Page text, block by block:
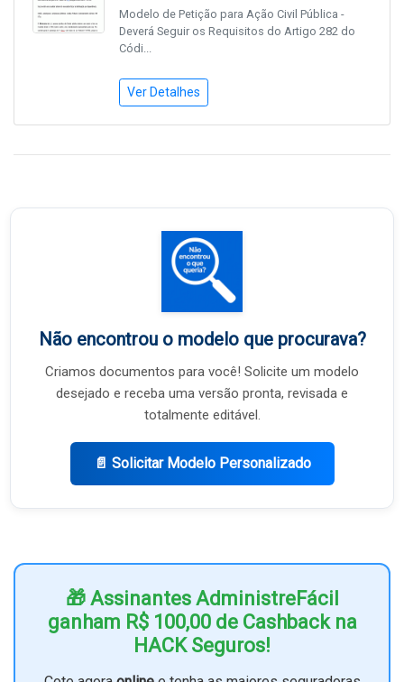
Modelo de Petição para Ação Civil Pública -
Deverá Seguir os Requisitos do Artigo 282 do
Códi...
Ver Detalhes
Não encontrou o modelo que procurava?
Criamos documentos para você! Solicite um modelo
desejado e receba uma versão pronta, revisada e
totalmente editável.
📄 Solicitar Modelo Personalizado
🎁 Assinantes AdministreFácil
ganham R$ 100,00 de Cashback na
HACK Seguros!